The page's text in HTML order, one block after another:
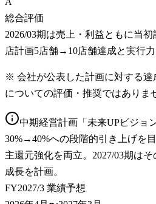
総合評価
2026/03期は売上・利益ともに当
店計画5店舗→10店舗達成と実行力
※ 会社が公表した計画に対する達
についての評価・推奨ではありま
中期経営計画「未来UPビジョ
30%→40%への段階的引き上げを
主還元強化を両立。2027/03期は
成長を計画。
FY2027/3 業績予想